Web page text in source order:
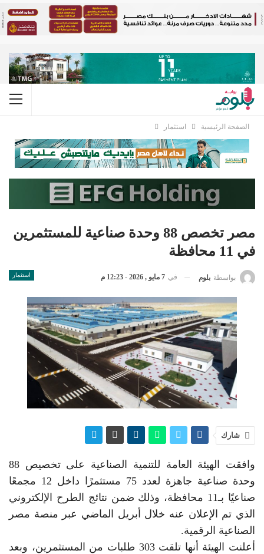
الصفحة الرئيسية استثمار
مصر تخصص 88 وحدة صناعية للمستثمرين
في 11 محافظة
استثمار بواسطة بلوم في 7 مايو , 2026 - 12:23 م
شارك
وافقت الهيئة العامة للتنمية الصناعية على تخصيص 88
وحدة صناعية جاهزة لعدد 75 مستثمرًا داخل 12 مجمعًا
صناعيًا بـ11 محافظة، وذلك ضمن نتائج الطرح الإلكتروني
الذي تم الإعلان عنه خلال أبريل الماضي عبر منصة مصر
الصناعية الرقمية.
أعلنت الهيئة أنها تلقت 303 طلبات من المستثمرين، وبعد